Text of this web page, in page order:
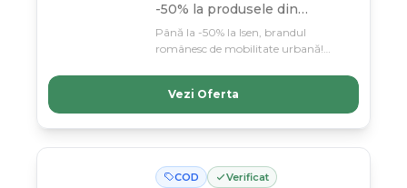
-50% la produsele din
selecție
Până la -50% la Isen, brandul
românesc de mobilitate urbană!
repeta.
Vezi Oferta
COD Verificat